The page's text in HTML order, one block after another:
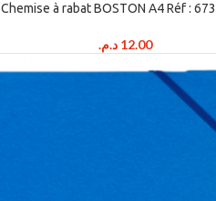
Chemise à rabat BOSTON A4 Réf :
12.00 د.م.